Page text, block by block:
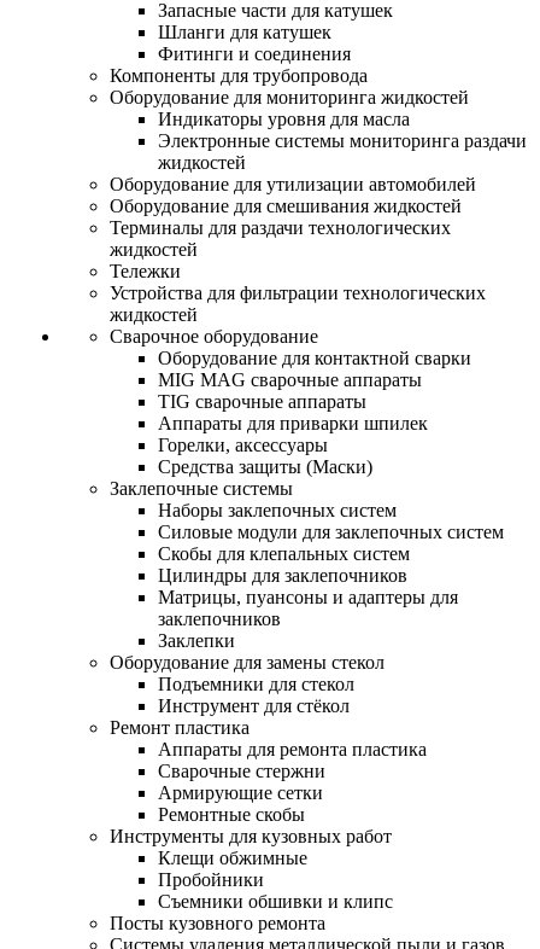
Запасные части для катушек
Шланги для катушек
Фитинги и соединения
Компоненты для трубопровода
Оборудование для мониторинга жидкостей
Индикаторы уровня для масла
Электронные системы мониторинга раздачи
жидкостей
Оборудование для утилизации автомобилей
Оборудование для смешивания жидкостей
Терминалы для раздачи технологических
жидкостей
Тележки
Устройства для фильтрации технологических
жидкостей
Сварочное оборудование
Оборудование для контактной сварки
MIG MAG сварочные аппараты
TIG сварочные аппараты
Аппараты для приварки шпилек
Горелки, аксессуары
Средства защиты (Маски)
Заклепочные системы
Наборы заклепочных систем
Силовые модули для заклепочных систем
Скобы для клепальных систем
Цилиндры для заклепочников
Матрицы, пуансоны и адаптеры для
заклепочников
Заклепки
Оборудование для замены стекол
Подъемники для стекол
Инструмент для стёкол
Ремонт пластика
Аппараты для ремонта пластика
Сварочные стержни
Армирующие сетки
Ремонтные скобы
Инструменты для кузовных работ
Клещи обжимные
Пробойники
Съемники обшивки и клипс
Посты кузовного ремонта